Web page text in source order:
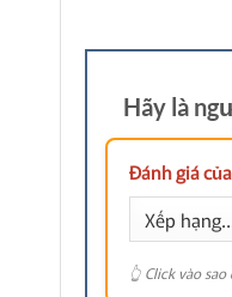
Hãy là
Đánh giá